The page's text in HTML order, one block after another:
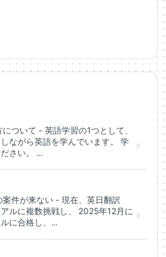
ついて - 英語学習の1つとして、
ながら英語を学んでいます。 学
さい。 ...
案件が来ない - 現在、英日翻訳
ルに複数挑戦し、 2025年12月に
に合格し、...